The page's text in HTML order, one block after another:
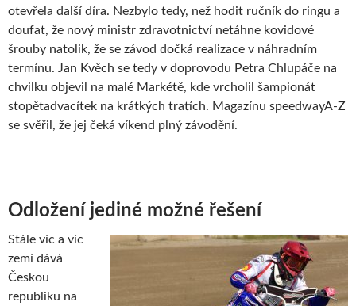
otevřela další díra. Nezbylo tedy, než hodit ručník do ringu a
doufat, že nový ministr zdravotnictví netáhne kovidové
šrouby natolik, že se závod dočká realizace v náhradním
termínu. Jan Kvěch se tedy v doprovodu Petra Chlupáče na
chvilku objevil na malé Markétě, kde vrcholil šampionát
stopětadvacítek na krátkých tratích. Magazínu speedwayA-Z
se svěřil, že jej čeká víkend plný závodění.
Odložení jediné možné řešení
Stále víc a víc
zemí dává
Českou
republiku na